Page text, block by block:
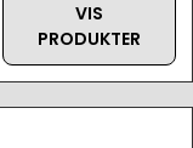
VIS
PRODUKTER